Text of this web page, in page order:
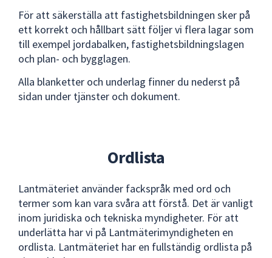
För att säkerställa att fastighetsbildningen sker på
ett korrekt och hållbart sätt följer vi flera lagar som
till exempel jordabalken, fastighetsbildningslagen
och plan- och bygglagen.
Alla blanketter och underlag finner du nederst på
sidan under tjänster och dokument.
Ordlista
Lantmäteriet använder fackspråk med ord och
termer som kan vara svåra att förstå. Det är vanligt
inom juridiska och tekniska myndigheter. För att
underlätta har vi på Lantmäterimyndigheten en
ordlista. Lantmäteriet har en fullständig ordlista på